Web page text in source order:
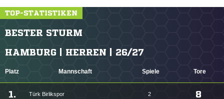
TOP-STATISTIKEN
BESTER STURM
HAMBURG | HERREN | 26/27
Platz Mannschaft Spiele Tore
1. Türk Birlikspor 2 8